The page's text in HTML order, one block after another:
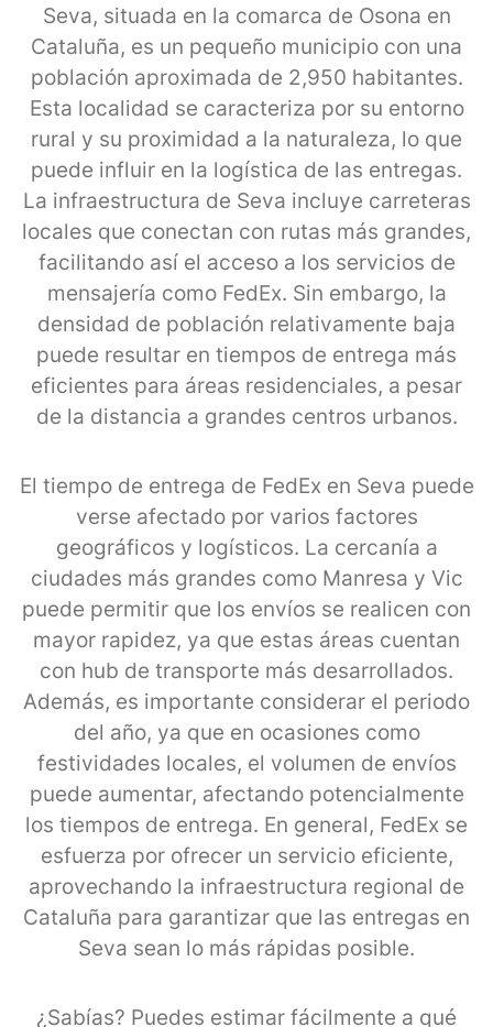
Seva, situada en la comarca de Osona en
Cataluña, es un pequeño municipio con una
población aproximada de 2,950 habitantes.
Esta localidad se caracteriza por su entorno
rural y su proximidad a la naturaleza, lo que
puede influir en la logística de las entregas.
La infraestructura de Seva incluye carreteras
locales que conectan con rutas más grandes,
facilitando así el acceso a los servicios de
mensajería como FedEx. Sin embargo, la
densidad de población relativamente baja
puede resultar en tiempos de entrega más
eficientes para áreas residenciales, a pesar
de la distancia a grandes centros urbanos.
El tiempo de entrega de FedEx en Seva puede
verse afectado por varios factores
geográficos y logísticos. La cercanía a
ciudades más grandes como Manresa y Vic
puede permitir que los envíos se realicen con
mayor rapidez, ya que estas áreas cuentan
con hub de transporte más desarrollados.
Además, es importante considerar el periodo
del año, ya que en ocasiones como
festividades locales, el volumen de envíos
puede aumentar, afectando potencialmente
los tiempos de entrega. En general, FedEx se
esfuerza por ofrecer un servicio eficiente,
aprovechando la infraestructura regional de
Cataluña para garantizar que las entregas en
Seva sean lo más rápidas posible.
¿Sabías? Puedes estimar fácilmente a qué